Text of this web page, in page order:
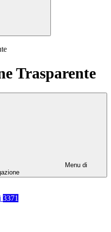
Trasparente
Menu di
3371